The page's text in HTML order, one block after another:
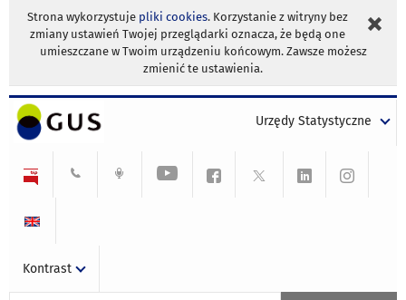
Strona wykorzystuje pliki cookies. Korzystanie z witryny bez
zmiany ustawień Twojej przeglądarki oznacza, że będą one
umieszczane w Twoim urządzeniu końcowym. Zawsze możesz
zmienić te ustawienia.
Urzędy Statystyczne
Kontrast